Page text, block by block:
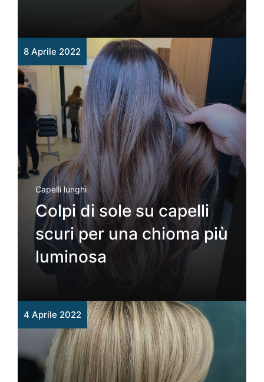
8 Aprile 2022
Capelli lunghi
Colpi di sole su capelli
scuri per una chioma più
luminosa
4 Aprile 2022